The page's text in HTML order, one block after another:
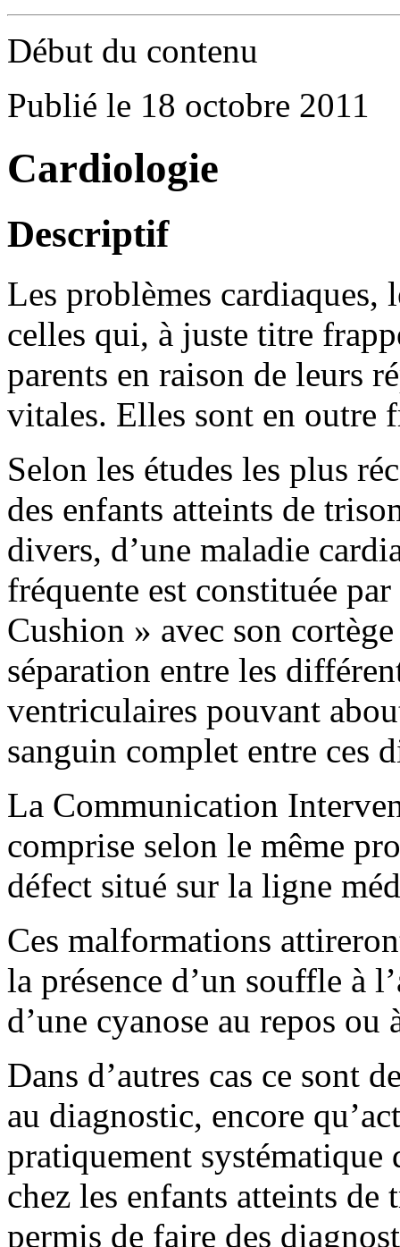
Début du contenu
Publié le 18 octobre 2011
Cardiologie
Descriptif
Les problèmes cardiaques,
celles qui, à juste titre
parents en raison de leurs
vitales. Elles sont en outre
Selon les études les plus
des enfants atteints de
divers, d’une maladie
fréquente est constituée
Cushion » avec son
séparation entre les
ventriculaires pouvant
sanguin complet entre ces
La Communication
comprise selon le même
défect situé sur la ligne
Ces malformations
la présence d’un souffle à
d’une cyanose au repos ou
Dans d’autres cas ce sont
au diagnostic, encore
pratiquement systématique
chez les enfants atteints de
permis de faire des